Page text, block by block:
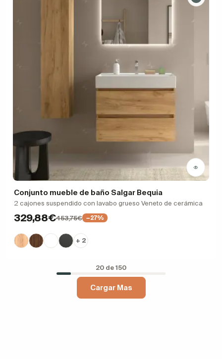
Conjunto mueble de baño Salgar Bequia
2 cajones suspendido con lavabo grueso Veneto de cerámica
329,88€453,75€ −27%
+ 2
20 de 150
Cargar Mas